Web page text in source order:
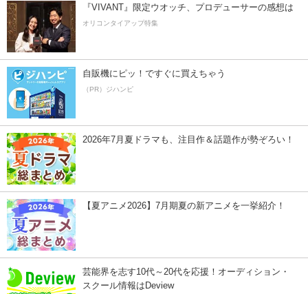
『VIVANT』限定ウオッチ、プロデューサーの感想は
オリコンタイアップ特集
自販機にピッ！ですぐに買えちゃう
（PR）ジハンピ
2026年7月夏ドラマも、注目作＆話題作が勢ぞろい！
【夏アニメ2026】7月期夏の新アニメを一挙紹介！
芸能界を志す10代～20代を応援！オーディション・
スクール情報はDeview